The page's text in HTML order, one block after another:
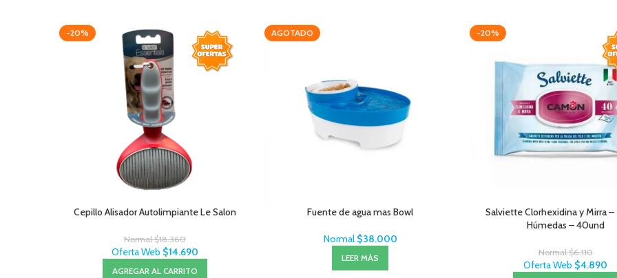
-20%
Cepillo Alisador Autolimpiante Le Salon
Normal$18.360
Oferta Web $14.690
AGREGAR AL CARRITO
AGOTADO
Fuente de agua mas Bowl
Normal $38.000
LEER MÁS
-20%
Salviette Clorhexidina y Mirra –
Húmedas – 40und
Normal$6.110
Oferta Web $4.890